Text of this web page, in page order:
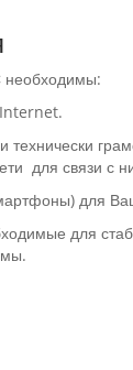
необходимы:
Internet.
для связи с
для
для